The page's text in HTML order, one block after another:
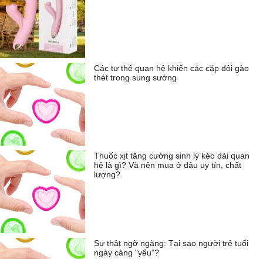
Các tư thế quan hệ khiến các cặp đôi gào
thét trong sung sướng
Thuốc xịt tăng cường sinh lý kéo dài quan
hệ là gì? Và nên mua ở đâu uy tín, chất
lượng?
Sự thật ngỡ ngàng: Tại sao người trẻ tuổi
ngày càng "yếu"?